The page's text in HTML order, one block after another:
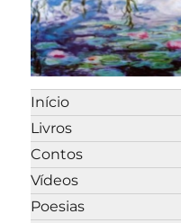
Início
Livros
Contos
Vídeos
Poesias